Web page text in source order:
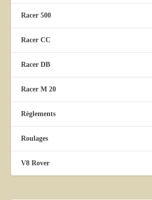
Racer 500
Racer CC
Racer DB
Racer M 20
Règlements
Roulages
V8 Rover